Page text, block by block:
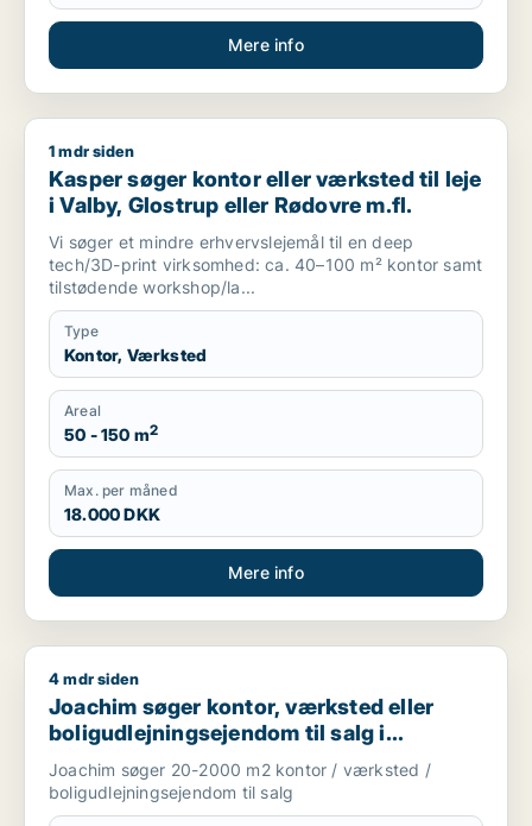
Mere info
Kasper søger kontor eller værksted til leje i Valby, Glostrup
1 mdr siden
Kasper søger kontor eller værksted til leje
i Valby, Glostrup eller Rødovre m.fl.
Vi søger et mindre erhvervslejemål til en deep
tech/3D-print virksomhed: ca. 40–100 m² kontor samt
tilstødende workshop/la...
Type
Kontor, Værksted
Areal
50 - 150 m2
Max. per måned
18.000 DKK
Mere info
Joachim søger kontor, værksted eller
4 mdr siden
Joachim søger kontor, værksted eller
boligudlejningsejendom til salg i
Storkøbenhavn
Joachim søger 20-2000 m2 kontor / værksted /
boligudlejningsejendom til salg